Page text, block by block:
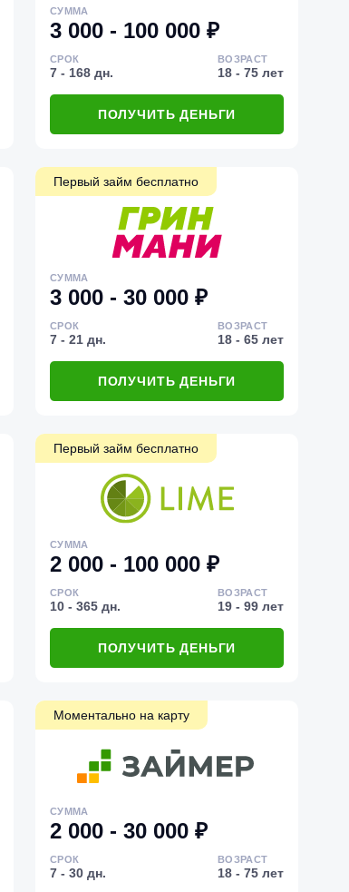
СУММА
3 000 - 100 000 ₽
СРОК
7 - 168 дн.
ВОЗРАСТ
18 - 75 лет
ПОЛУЧИТЬ ДЕНЬГИ
Первый займ бесплатно
СУММА
3 000 - 30 000 ₽
СРОК
7 - 21 дн.
ВОЗРАСТ
18 - 65 лет
ПОЛУЧИТЬ ДЕНЬГИ
Первый займ бесплатно
СУММА
2 000 - 100 000 ₽
СРОК
10 - 365 дн.
ВОЗРАСТ
19 - 99 лет
ПОЛУЧИТЬ ДЕНЬГИ
Моментально на карту
СУММА
2 000 - 30 000 ₽
СРОК
7 - 30 дн.
ВОЗРАСТ
18 - 75 лет